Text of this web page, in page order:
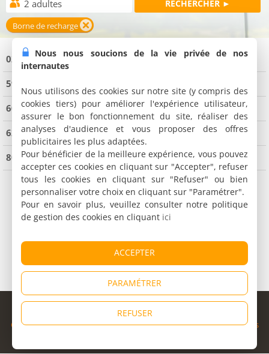
Borne de recharge
02 Aisne(35 locations de vacances)
59 Nord
60 Oise(37 locations de vacances)
62 Pas de Calais(168 locations de vacances)
80 Somme(89 locations de vacances)
© Copyright 1998 - 2026
Cybevasion|Mentions légales|Confidentialité|CGU|Informations
Nous nous soucions de la vie privée de nos
internautes
Nous utilisons des cookies sur notre site (y compris des
cookies tiers) pour améliorer l'expérience utilisateur,
assurer le bon fonctionnement du site, réaliser des
analyses d'audience et vous proposer des offres
publicitaires les plus adaptées.
Pour bénéficier de la meilleure expérience, vous pouvez
accepter ces cookies en cliquant sur "Accepter", refuser
tous les cookies en cliquant sur "Refuser" ou bien
personnaliser votre choix en cliquant sur "Paramétrer".
Pour en savoir plus, veuillez consulter notre politique
de gestion des cookies en cliquant ici
ACCEPTER
PARAMÉTRER
REFUSER